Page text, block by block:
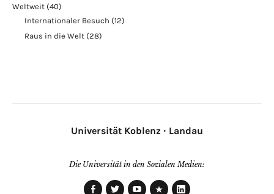
Weltweit (40)
Internationaler Besuch (12)
Raus in die Welt (28)
Universität Koblenz · Landau
Die Universität in den Sozialen Medien: